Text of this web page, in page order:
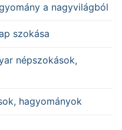
a nagyvilágból
szokása
népszokások,
hagyományok